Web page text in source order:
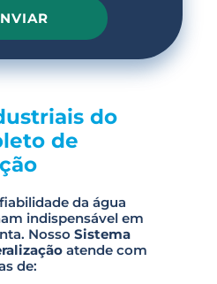
do
de
da água
indispensável em
Nosso Sistema
atende com
de: